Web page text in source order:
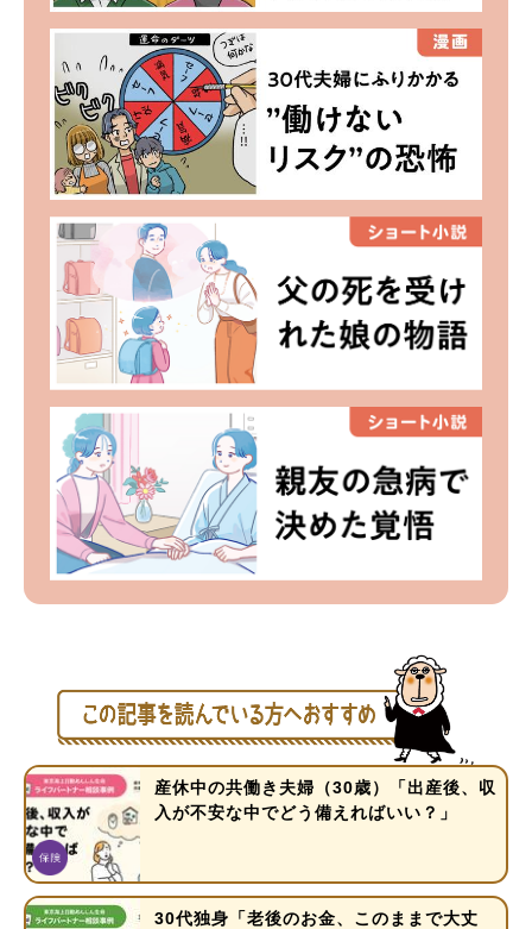
産休中の共働き夫婦（30歳）「出産後、収
入が不安な中でどう備えればいい？」
30代独身「老後のお金、このままで大丈